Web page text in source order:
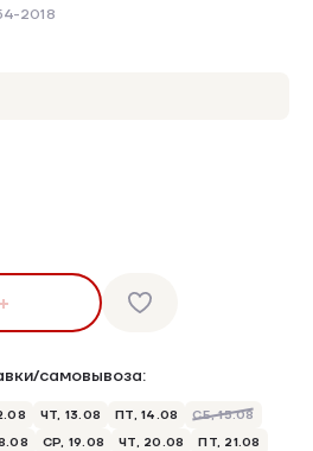
2018
самовывоза:
ЧТ, 13.08 ПТ, 14.08
СБ, 15.08
СР, 19.08 ЧТ, 20.08
ПТ, 21.08